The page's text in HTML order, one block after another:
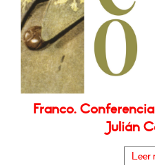
Franco.
Julián
Leer